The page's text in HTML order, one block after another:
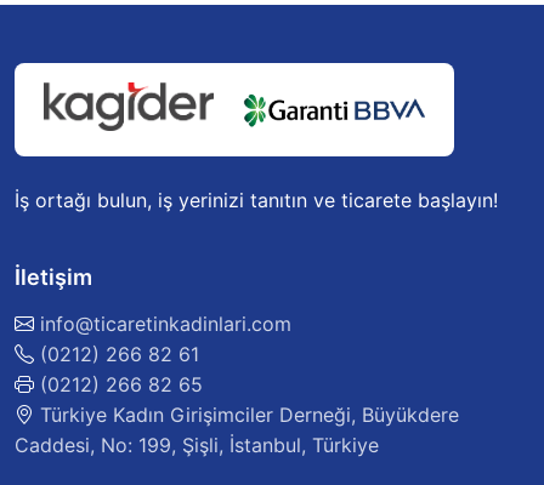
İş ortağı bulun, iş yerinizi tanıtın ve ticarete başlayın!
İletişim
info@ticaretinkadinlari.com
(0212) 266 82 61
(0212) 266 82 65
Türkiye Kadın Girişimciler Derneği, Büyükdere
Caddesi, No: 199, Şişli, İstanbul, Türkiye